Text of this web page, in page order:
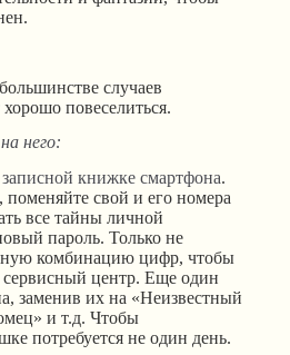
случаев
повеселиться.
него:
книжке смартфона.
поменяйте свой и его номера
все тайны личной
пароль. Только не
комбинацию цифр, чтобы
центр. Еще один
заменив их на «Неизвестный
и т.д. Чтобы
потребуется не один день.